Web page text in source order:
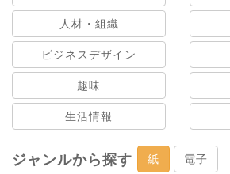
人材・組織
ビジネスデザイン
趣味
生活情報
ジャンルから探す 紙 電子